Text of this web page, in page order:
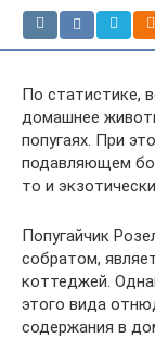
По статистике,
домашнее
попугаях. При
подавляющем
то и
Попугайчик
собратом,
коттеджей.
этого вида
содержания в